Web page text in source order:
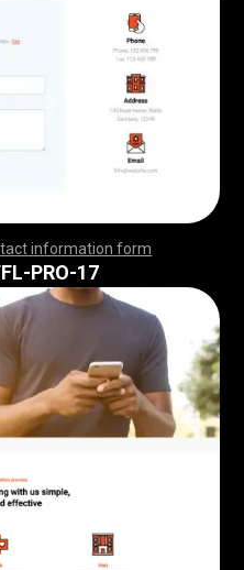
information form
,,,,,,,,,,,,,,,,,,,,,,,
,,,,,,,,,,,,,,,,
PRO-17